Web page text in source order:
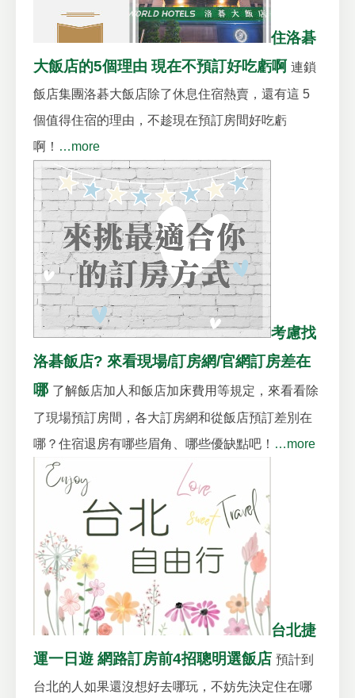
住洛碁
大飯店的5個理由 現在不預訂好吃虧啊 連鎖
飯店集團洛碁大飯店除了休息住宿熱賣，還有這 5
個值得住宿的理由，不趁現在預訂房間好吃虧
啊！ …more
考慮找
洛碁飯店? 來看現場/訂房網/官網訂房差在
哪 了解飯店加人和飯店加床費用等規定，來看看除
了現場預訂房間，各大訂房網和從飯店預訂差別在
哪？住宿退房有哪些眉角、哪些優缺點吧！ …more
台北捷
運一日遊 網路訂房前4招聰明選飯店 預計到
台北的人如果還沒想好去哪玩，不妨先決定住在哪